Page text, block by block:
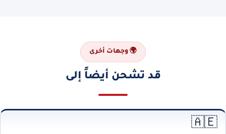
🌍 وجهات أخرى
قد تشحن أيضاً إلى
🇦🇪